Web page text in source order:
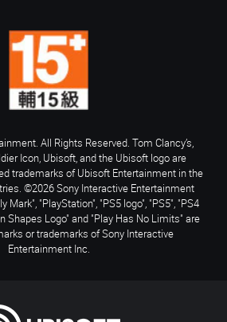
All Rights Reserved. Tom Clancy’s,
Icon, Ubisoft, and the Ubisoft logo are
trademarks of Ubisoft Entertainment in the
©2026 Sony Interactive Entertainment
Mark", "PlayStation", "PS5 logo", "PS5", "PS4
Shapes Logo" and "Play Has No Limits" are
or trademarks of Sony Interactive
Entertainment Inc.